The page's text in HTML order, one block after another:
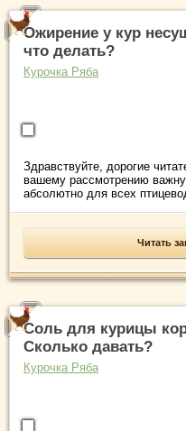
Ожирение у кур
что делать?
Курочка Ряба
Здравствуйте, дорогие
вашему рассмотрению
абсолютно для всех
Читать
Соль для курицы
Сколько давать?
Курочка Ряба